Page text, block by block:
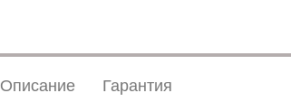
Описание Гарантия